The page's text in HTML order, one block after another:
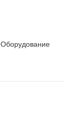
Оборудование